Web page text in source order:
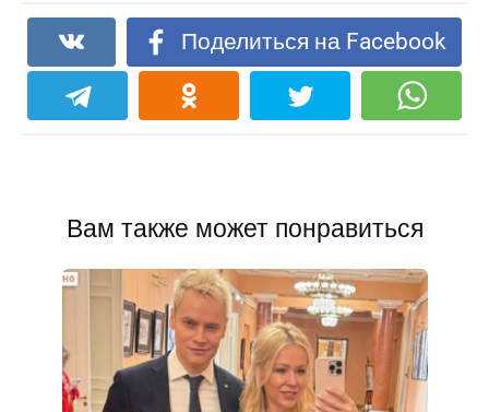
Поделиться на Facebook
Вам также может понравиться